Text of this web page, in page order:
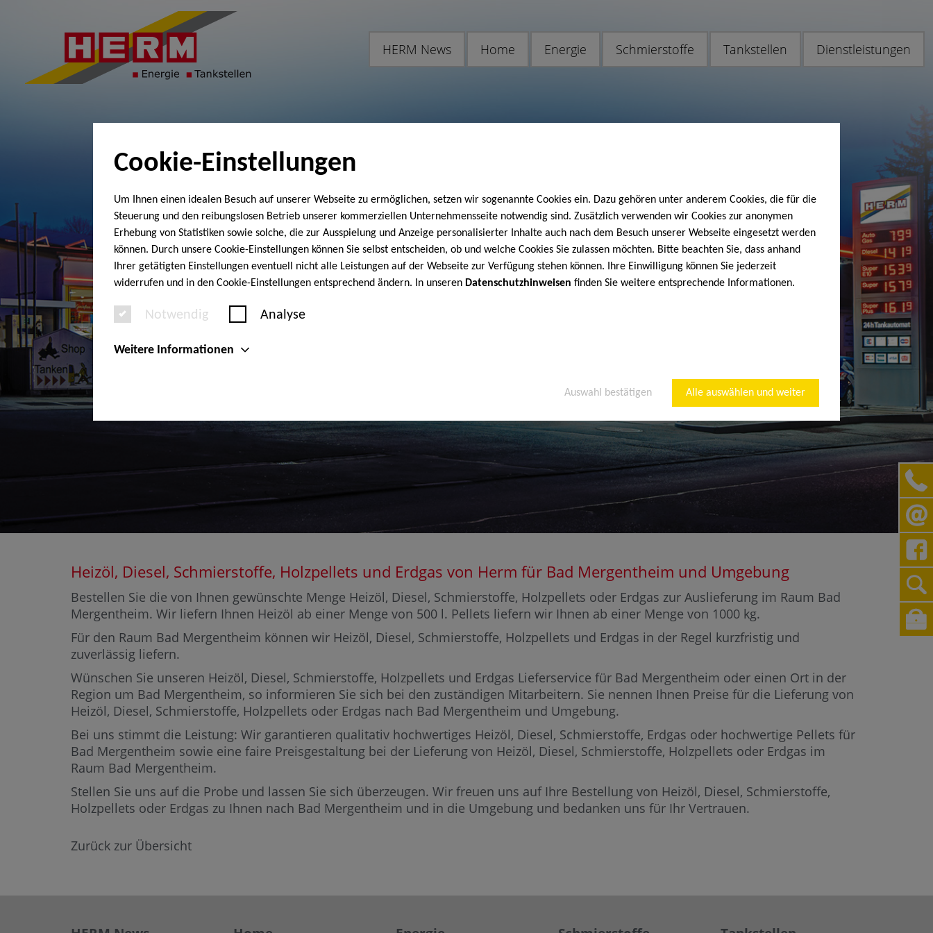
Cookie-Einstellungen
Um Ihnen einen idealen Besuch auf unserer Webseite zu ermöglichen, setzen wir sogenannte Cookies ein. Dazu gehören unter anderem Cookies, die für die
Steuerung und den reibungslosen Betrieb unserer kommerziellen Unternehmensseite notwendig sind. Zusätzlich verwenden wir Cookies zur anonymen
Erhebung von Statistiken sowie solche, die zur Ausspielung und Anzeige personalisierter Inhalte auch nach dem Besuch unserer Webseite eingesetzt werden
können. Durch unsere Cookie-Einstellungen können Sie selbst entscheiden, ob und welche Cookies Sie zulassen möchten. Bitte beachten Sie, dass anhand
Ihrer getätigten Einstellungen eventuell nicht alle Leistungen auf der Webseite zur Verfügung stehen können. Ihre Einwilligung können Sie jederzeit
widerrufen und in den Cookie-Einstellungen entsprechend ändern. In unseren Datenschutzhinweisen finden Sie weitere entsprechende Informationen.
Notwendig Analyse
Weitere Informationen
Auswahl bestätigen Alle auswählen und weiter
HERM News Home Energie Schmierstoffe Tankstellen Dienstleistungen
Heizöl, Diesel, Schmierstoffe, Holzpellets und Erdgas von Herm für Bad Mergentheim und Umgebung
Bestellen Sie die von Ihnen gewünschte Menge Heizöl, Diesel, Schmierstoffe, Holzpellets oder Erdgas zur Auslieferung im Raum Bad
Mergentheim. Wir liefern Ihnen Heizöl ab einer Menge von 500 l. Pellets liefern wir Ihnen ab einer Menge von 1000 kg.
Für den Raum Bad Mergentheim können wir Heizöl, Diesel, Schmierstoffe, Holzpellets und Erdgas in der Regel kurzfristig und
zuverlässig liefern.
Wünschen Sie unseren Heizöl, Diesel, Schmierstoffe, Holzpellets und Erdgas Lieferservice für Bad Mergentheim oder einen Ort in der
Region um Bad Mergentheim, so informieren Sie sich bei den zuständigen Mitarbeitern. Sie nennen Ihnen Preise für die Lieferung von
Heizöl, Diesel, Schmierstoffe, Holzpellets oder Erdgas nach Bad Mergentheim und Umgebung.
Bei uns stimmt die Leistung: Wir garantieren qualitativ hochwertiges Heizöl, Diesel, Schmierstoffe, Erdgas oder hochwertige Pellets für
Bad Mergentheim sowie eine faire Preisgestaltung bei der Lieferung von Heizöl, Diesel, Schmierstoffe, Holzpellets oder Erdgas im
Raum Bad Mergentheim.
Stellen Sie uns auf die Probe und lassen Sie sich überzeugen. Wir freuen uns auf Ihre Bestellung von Heizöl, Diesel, Schmierstoffe,
Holzpellets oder Erdgas zu Ihnen nach Bad Mergentheim und in die Umgebung und bedanken uns für Ihr Vertrauen.
Zurück zur Übersicht